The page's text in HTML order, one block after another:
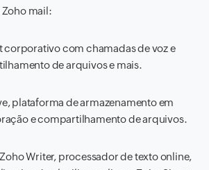
Zoho mail:
corporativo com chamadas de voz e
de arquivos e mais.
plataforma de armazenamento em
e compartilhamento de arquivos.
Writer, processador de texto online,